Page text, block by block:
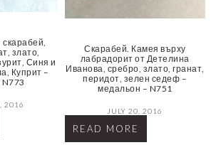
злато,
Синя и
Куприт –
2016
Скарабей. Камея върху
лабрадорит от Детелина
Иванова, сребро, злато, гранат,
перидот, зелен седеф –
медальон – N751
JULY 20, 2016
READ MORE